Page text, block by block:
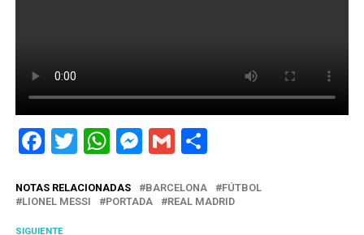
Facebook
TwitterWhatsApp
Messenger
Gmail
NOTAS RELACIONADAS BARCELONA
FÚTBOL
LIONEL MESSI
PORTADA REAL MADRID
SIGUIENTE